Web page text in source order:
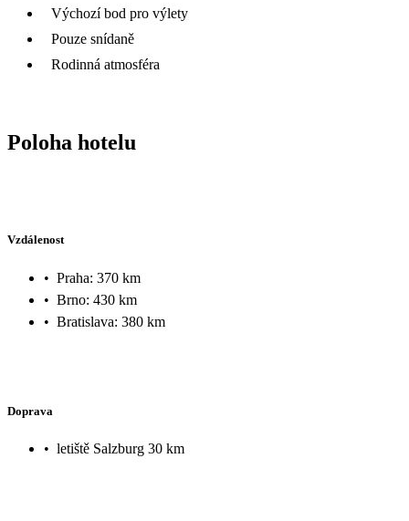
Výchozí bod pro výlety
Pouze snídaně
Rodinná atmosféra
Poloha hotelu
Vzdálenost
• Praha: 370 km
• Brno: 430 km
• Bratislava: 380 km
Doprava
• letiště Salzburg 30 km